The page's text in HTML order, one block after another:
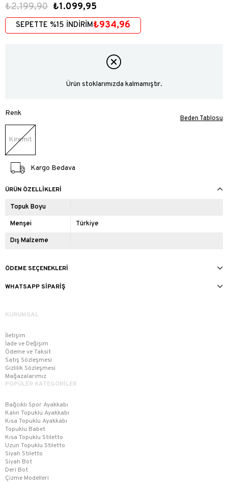
₺2.199,90 ₺1.099,95
SEPETTE %15 İNDİRİM₺934,96
Ürün stoklarımızda kalmamıştır.
Renk
Kiremit
Beden Tablosu
Kargo Bedava
ÜRÜN ÖZELLIKLERI
Topuk Boyu
Menşei Türkiye
Dış Malzeme
ÖDEME SEÇENEKLERI
WHATSAPP SIPARIŞ
KURUMSAL
İletişim
İade ve Değişim
Ödeme ve Taksit
Satış Sözleşmesi
Gizlilik Sözleşmesi
Mağazalarımız
POPÜLER KATEGORİLER
Bağcıklı Spor Ayakkabı
Kalın Topuklu Ayakkabı
Kısa Topuklu Ayakkabı
Topuklu Babet
Kısa Topuklu Stiletto
Uzun Topuklu Stiletto
Siyah Stiletto
Siyah Bot
Deri Bot
Çizme Modelleri